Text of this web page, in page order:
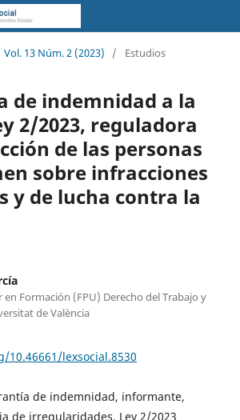
Vol. 13 Núm. 2 (2023) / Estudios
de indemnidad a la
2/2023, reguladora
de las personas
sobre infracciones
y de lucha contra la
Formación (FPU) Derecho del Trabajo y
de València
lexsocial.8530
de indemnidad, informante,
de irregularidades, Ley 2/2023